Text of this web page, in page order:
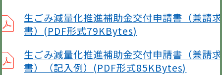
生ごみ減量化推進補助金交付申請書（兼請求
書）(PDF形式79KBytes)
生ごみ減量化推進補助金交付申請書（兼請求
書）（記入例）(PDF形式85KBytes)